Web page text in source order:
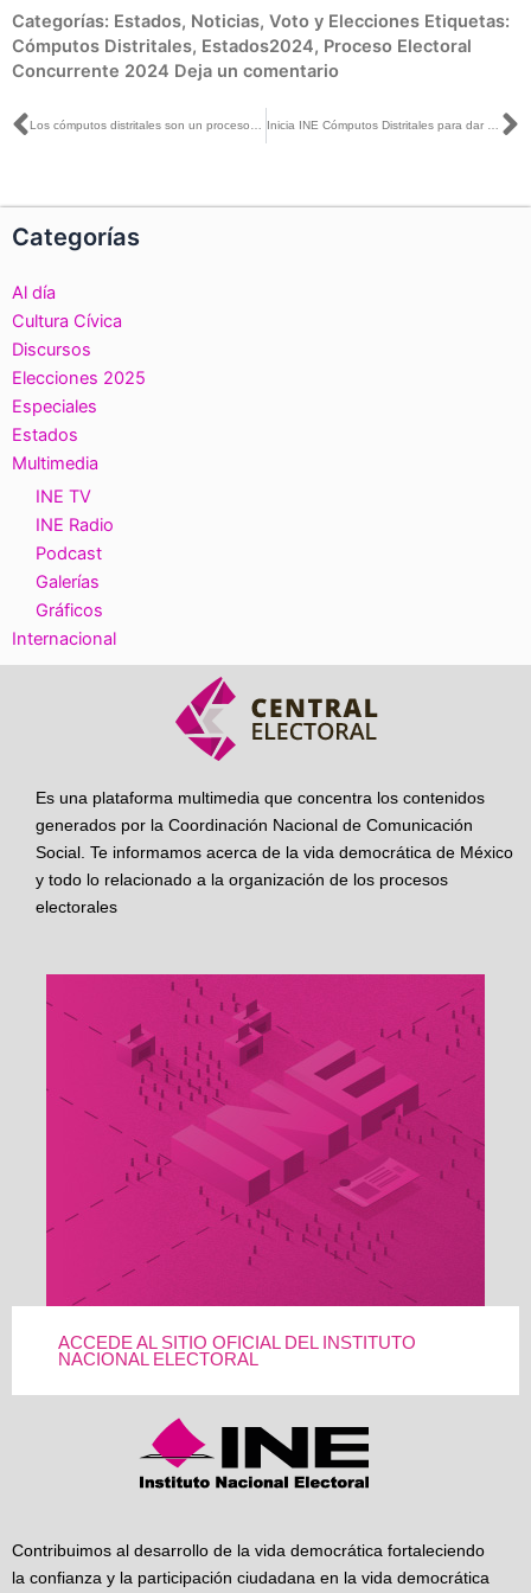
Categorías: Estados, Noticias, Voto y Elecciones Etiquetas:
Cómputos Distritales, Estados2024, Proceso Electoral
Concurrente 2024 Deja un comentario
Ant Los cómputos distritales son un proceso habitual que se establece en la legislación: Dania Ravel con Claudio Ocho Inicia INE Cómputos Distritales para dar certeza y legalidad a los resultados del PEF 2023-2024
Categorías
Al día
Cultura Cívica
Discursos
Elecciones 2025
Especiales
Estados
Multimedia
INE TV
INE Radio
Podcast
Galerías
Gráficos
Internacional
Es una plataforma multimedia que concentra los contenidos
generados por la Coordinación Nacional de Comunicación
Social. Te informamos acerca de la vida democrática de México
y todo lo relacionado a la organización de los procesos
electorales
ACCEDE AL SITIO OFICIAL DEL INSTITUTO
NACIONAL ELECTORAL
Contribuimos al desarrollo de la vida democrática fortaleciendo
la confianza y la participación ciudadana en la vida democrática